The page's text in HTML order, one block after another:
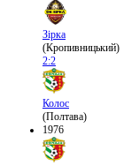
Зірка
(Кропивницький)
2:2
Колос
(Полтава)
1976